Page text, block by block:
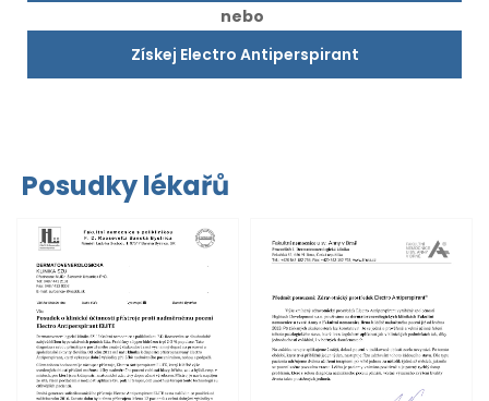
nebo
Získej Electro Antiperspirant
Posudky lékařů